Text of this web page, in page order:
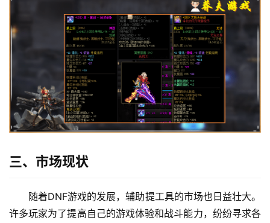
三、市场现状
随着DNF游戏的发展，辅助提工具的市场也日益壮大。
许多玩家为了提高自己的游戏体验和战斗能力，纷纷寻求各